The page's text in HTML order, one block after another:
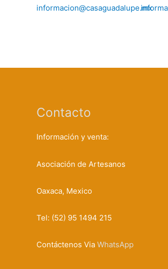
informacion@casaguadalupe.mx
Contacto
Información y venta:
Asociación de Artesanos
Oaxaca, Mexico
Tel: (52) 95 1494 215
Contáctenos Via WhatsApp